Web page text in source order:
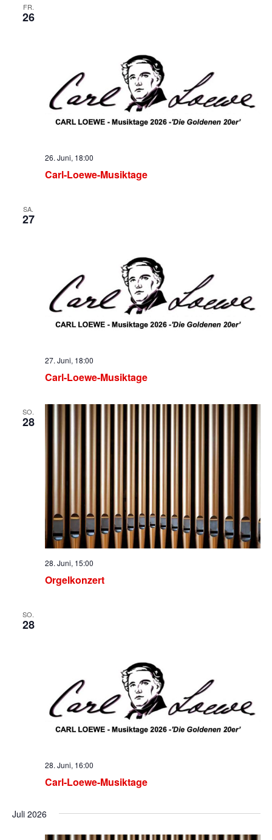
FR.
26
Carl-Loewe-Musiktage
26. Juni, 18:00
SA.
27
Carl-Loewe-Musiktage
27. Juni, 18:00
SO.
28
Orgelkonzert
28. Juni, 15:00
SO.
28
Carl-Loewe-Musiktage
28. Juni, 16:00
Juli 2026